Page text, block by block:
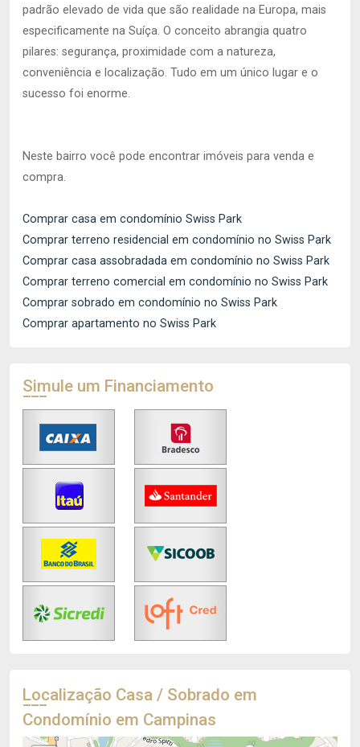
padrão elevado de vida que são realidade na Europa, mais
especificamente na Suíça. O conceito abrangia quatro
pilares: segurança, proximidade com a natureza,
conveniência e localização. Tudo em um único lugar e o
sucesso foi enorme.
Neste bairro você pode encontrar imóveis para venda e
compra.
Comprar casa em condomínio Swiss Park
Comprar terreno residencial em condomínio no Swiss Park
Comprar casa assobradada em condomínio no Swiss Park
Comprar terreno comercial em condomínio no Swiss Park
Comprar sobrado em condomínio no Swiss Park
Comprar apartamento no Swiss Park
Simule um Financiamento
Localização Casa / Sobrado em
Condomínio em Campinas